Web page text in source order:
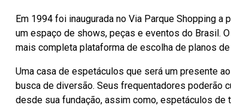
Em 1994 foi inaugurada no Via Parque Shopping
um espaço de shows, peças e eventos do Brasil.
mais completa plataforma de escolha de planos
Uma casa de espetáculos que será um presente
busca de diversão. Seus frequentadores poderão
desde sua fundação, assim como, espetáculos